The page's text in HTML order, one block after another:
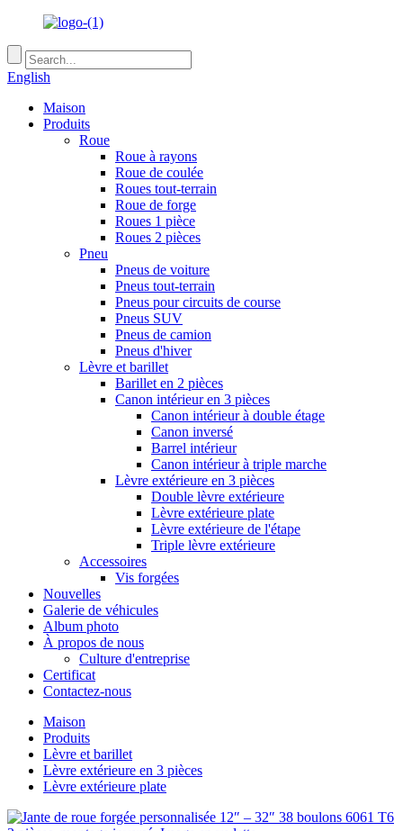
English
Maison
Produits
Roue
Roue à rayons
Roue de coulée
Roues tout-terrain
Roue de forge
Roues 1 pièce
Roues 2 pièces
Pneu
Pneus de voiture
Pneus tout-terrain
Pneus pour circuits de course
Pneus SUV
Pneus de camion
Pneus d'hiver
Lèvre et barillet
Barillet en 2 pièces
Canon intérieur en 3 pièces
Canon intérieur à double étage
Canon inversé
Barrel intérieur
Canon intérieur à triple marche
Lèvre extérieure en 3 pièces
Double lèvre extérieure
Lèvre extérieure plate
Lèvre extérieure de l'étape
Triple lèvre extérieure
Accessoires
Vis forgées
Nouvelles
Galerie de véhicules
Album photo
À propos de nous
Culture d'entreprise
Certificat
Contactez-nous
Maison
Produits
Lèvre et barillet
Lèvre extérieure en 3 pièces
Lèvre extérieure plate